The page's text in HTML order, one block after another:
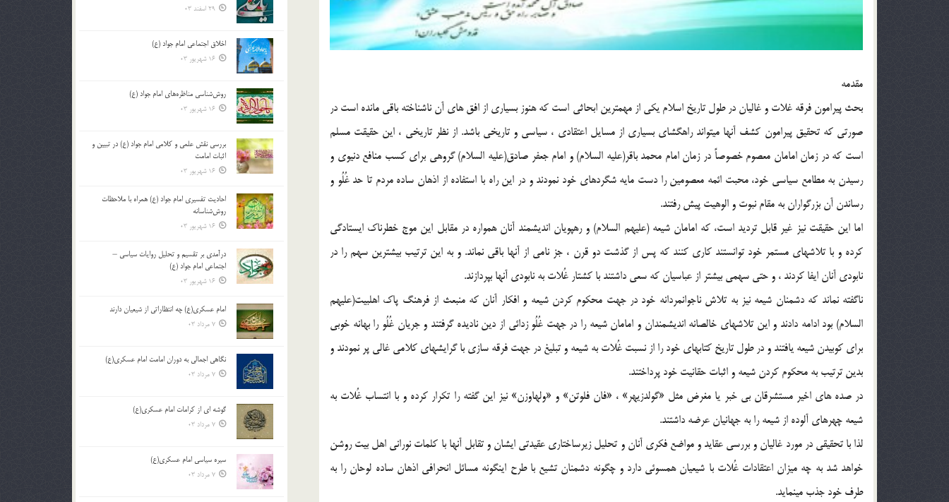
مقدمه
بحث پيرامون فرقه غلات و غاليان در طول تاريخ اسلام يكي از مهمترين ابحاثي است كه هنوز بسياري از افق هاي آن ناشناخته باقي مانده است در
صورتي كه تحقيق پيرامون كشف آنها ميتواند راهگشاي بسياري از مسايل اعتقادي ، سياسي و تاريخي باشد. از نظر تاريخي ، اين حقيقت مسلم
است كه در زمان امامان معصوم خصوصاً در زمان امام محمد باقر(عليه السلام) و امام جعفر صادق(عليه السلام) گروهي براي كسب منافع دنيوي و
رسيدن به مطامع سياسي خود، محبت ائمه معصومين را دست مايه شگردهاي خود نمودند و در اين راه با استفاده از اذهان ساده مردم تا حد غُلُو و
رساندن آن بزرگواران به مقام نبوت و الوهيت پيش رفتند.
اما اين حقيقت نيز غير قابل ترديد است، كه امامان شيعه (عليهم السلام) و رهپويان انديشمند آنان همواره در مقابل اين موج خطرناك ايستادگي
كرده و با تلاشهاي مستمر خود توانستند كاري كنند كه پس از گذشت دو قرن ، جز نامي از آنها باقي نماند. و به اين ترتيب بيشترين سهم را در
نابودي آنان ايفا كردند ، و حتي سهمي بيشتر از عباسيان كه سعي داشتند با كشتار غُلات به نابودي آنها بپردازند.
ناگفته نماند كه دشمنان شيعه نيز به تلاش ناجوانمردانه خود در جهت محكوم كردن شيعه و افكار آنان كه منبعث از فرهنگ پاك اهلبيت(عليهم
السلام) بود ادامه دادند و اين تلاشهاي خالصانه انديشمندان و امامان شيعه را در جهت غُلُو زدائي از دين ناديده گرفتند و جريان غُلُو را بهانه خوبي
براي كوبيدن شيعه يافتند و در طول تاريخ كتابهاي خود را از نسبت غُلات به شيعه و تبليغ در جهت فرقه سازي با گرايشهاي كلامي غالي پر نمودند و
بدين ترتيب به محكوم كردن شيعه و اثبات حقانيت خود پرداختند.
در صده هاي اخير مستشرقان بي خبر يا مغرض مثل «گولدزيهر» ، «فان فلوتن» و «ولهاوزن» نيز اين گفته را تكرار كرده و با انتساب غُلات به
شيعه چهرهاي آلوده از شيعه را به جهانيان عرضه داشتند.
لذا با تحقيقي در مورد غاليان و بررسي عقايد و مواضع فكري آنان و تحليل زيرساختاري عقيدتي ايشان و تقابل آنها با كلمات نوراني اهل بيت روشن
خواهد شد به چه ميزان اعتقادات غُلات با شيعيان همسوئي دارد و چگونه دشمنان تشيع با طرح اينگونه مسائل انحرافي اذهان ساده لوحان را به
طرف خود جذب مينمايد.
29 اسفند 03
اخلاق اجتماعی امام جواد (ع)
16 شهریور 03
روش‌شناسی مناظره‌های امام جواد (ع)
16 شهریور 03
بررسی نقش علمی و کلامی امام جواد (ع) در تبیین و
اثبات امامت
16 شهریور 03
احادیث تفسیری امام جواد (ع) همراه با ملاحظات
روش‌شناسانه
16 شهریور 03
درآمدی بر تقسیم و تحلیل روایات سیاسی –
اجتماعی امام جواد (ع)
16 شهریور 03
امام عسکری(ع) چه انتظاراتی از شیعیان دارند
7 مرداد 03
نگاهی اجمالی به دوران امامت امام عسکری(ع)
7 مرداد 03
گوشه ای از کرامات امام عسکری(ع)
7 مرداد 03
سیره سیاسی امام عسکری(ع)
7 مرداد 03